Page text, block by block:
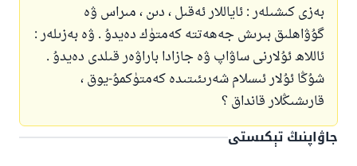
بەزى كىشىلەر : ئاياللار ئەقىل ، دىن ، مىراس ۋە
گۇۋاھلىق بىرىش جەھەتتە كەمتۈك دەيدۇ . ۋە بەزىلەر :
ئاللاھ ئۇلارنى ساۋاپ ۋە جازادا باراۋەر قىلدى دەيدۇ .
شۇڭا ئۇلار ئىسلام شەرىئىتىدە كەمتۈكمۇ-يوق ،
قارىشىڭلار قانداق ؟
جاۋاپنىڭ تېكىستى